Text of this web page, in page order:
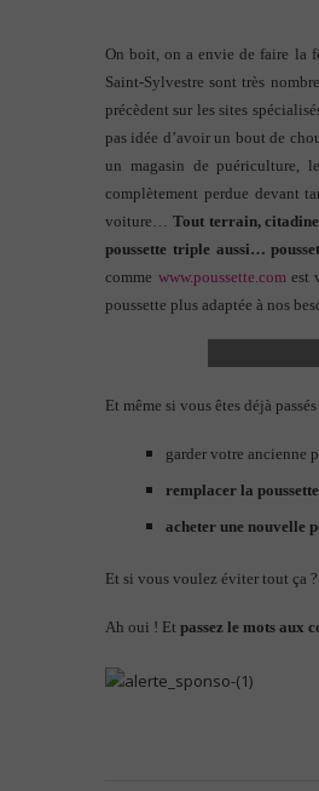
On boit, on a envie de faire la
Saint-Sylvestre sont très
précèdent sur les sites
pas idée d’avoir un bout de
un magasin de puériculture,
complètement perdue devant
voiture… Tout terrain,
poussette triple aussi…
comme www.poussette.comest
poussette plus adaptée à nos
Et même si vous êtes déjà
garder votre ancienne
remplacer la poussette
acheter une nouvelle
Et si vous voulez éviter tout ça ?
Ah oui ! Et passez le mots aux